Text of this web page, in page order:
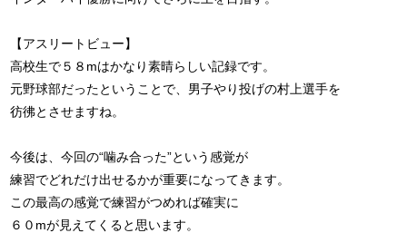
【アスリートビュー】
高校生で５８mはかなり素晴らしい記録です。
元野球部だったということで、男子やり投げの村上選手を
彷彿とさせますね。
今後は、今回の“噛み合った”という感覚が
練習でどれだけ出せるかが重要になってきます。
この最高の感覚で練習がつめれば確実に
６０mが見えてくると思います。